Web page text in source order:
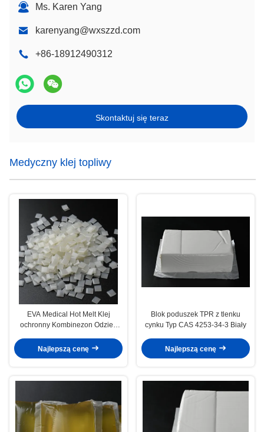
Ms. Karen Yang
karenyang@wxszzd.com
+86-18912490312
Skontaktuj się teraz
Medyczny klej topliwy
EVA Medical Hot Melt Klej
ochronny Kombinezon Odzież
Najlepszą cenę
Blok poduszek TPR z tlenku
cynku Typ CAS 4253-34-3 Biały
Najlepszą cenę